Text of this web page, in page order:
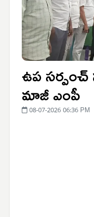
ఉప
మాజీ ఎంపీ
08-07-2026 06:36 PM